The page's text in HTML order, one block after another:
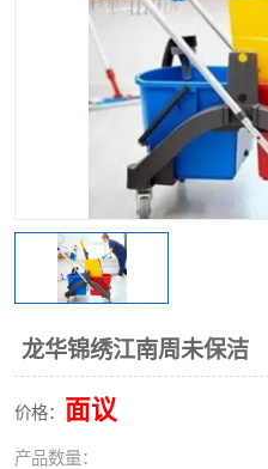
龙华锦绣江南周未保洁
价格： 面议
产品数量：